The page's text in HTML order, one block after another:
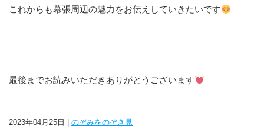
これからも幕張周辺の魅力をお伝えしていきたいです
最後までお読みいただきありがとうございます
2023年04月25日 | のぞみをのぞき見